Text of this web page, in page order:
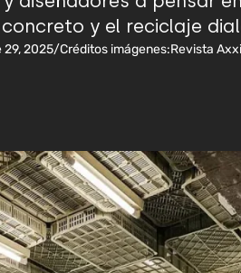
y el reciclaje
2025/Créditos imágenes:Revista